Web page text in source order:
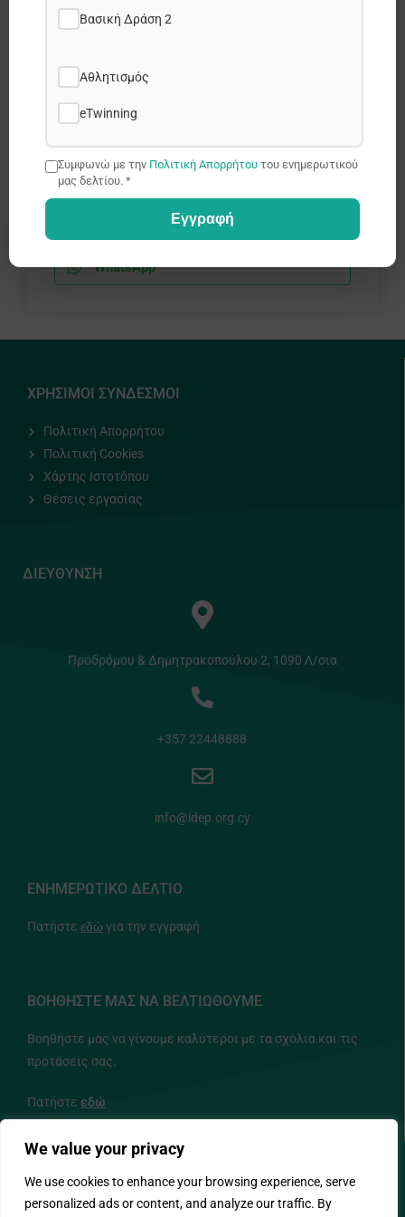
We value your privacy
We use cookies to enhance your browsing experience, serve
personalized ads or content, and analyze our traffic. By
WhatsApp
ΧΡΗΣΙΜΟΙ ΣΥΝΔΕΣΜΟΙ
Πολιτική Απορρήτου
Πολιτική Cookies
Χάρτης Ιστοτόπου
Θέσεις εργασίας
ΔΙΕΥΘΥΝΣΗ
Προδρόμου & Δημητρακοπούλου 2, 1090 Λ/σια
+357 22448888
info@idep.org.cy
ΕΝΗΜΕΡΩΤΙΚΟ ΔΕΛΤΙΟ
Πατήστε εδώ για την εγγραφή
ΒΟΗΘΗΣΤΕ ΜΑΣ ΝΑ ΒΕΛΤΙΩΘΟΥΜΕ
Βοηθήστε μας να γίνουμε καλύτεροι με τα σχόλια και τις
προτάσεις σας.
Πατήστε εδώ
ΑΚΟΛΟΥΘΗΣΤΕ ΜΑΣ
Βασική Δράση 2
Αθλητισμός
eTwinning
Συμφωνώ με την Πολιτική Απορρήτου του ενημερωτικού
μας δελτίου. *
Εγγραφή